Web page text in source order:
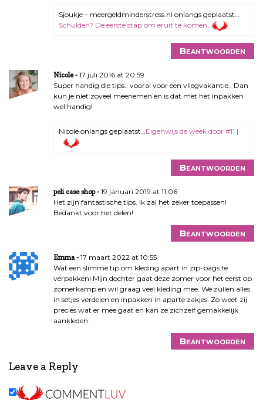
Sjoukje – meergeldminderstress.nl onlangs geplaatst…
Schulden? De eerste stap om eruit te komen
Beantwoorden
Nicole
17 juli 2016 at 20:59
Super handig die tips.. vooral voor een vliegvakantie.. Dan
kun je niet zoveel meenemen en is dat met het inpakken
wel handig!
Nicole onlangs geplaatst… Eigenwijs de week door #11 |
Beantwoorden
peli case shop
19 januari 2019 at 11:06
Het zijn fantastische tips. Ik zal het zeker toepassen!
Bedankt voor het delen!
Beantwoorden
Emma
17 maart 2022 at 10:55
Wat een slimme tip om kleding apart in zip-bags te
verpakken! Mijn dochter gaat deze zomer voor het eerst op
zomerkamp en wil graag veel kleding mee. We zullen alles
in setjes verdelen en inpakken in aparte zakjes. Zo weet zij
precies wat er mee gaat en kan ze zichzelf gemakkelijk
aankleden.
Beantwoorden
Leave a Reply